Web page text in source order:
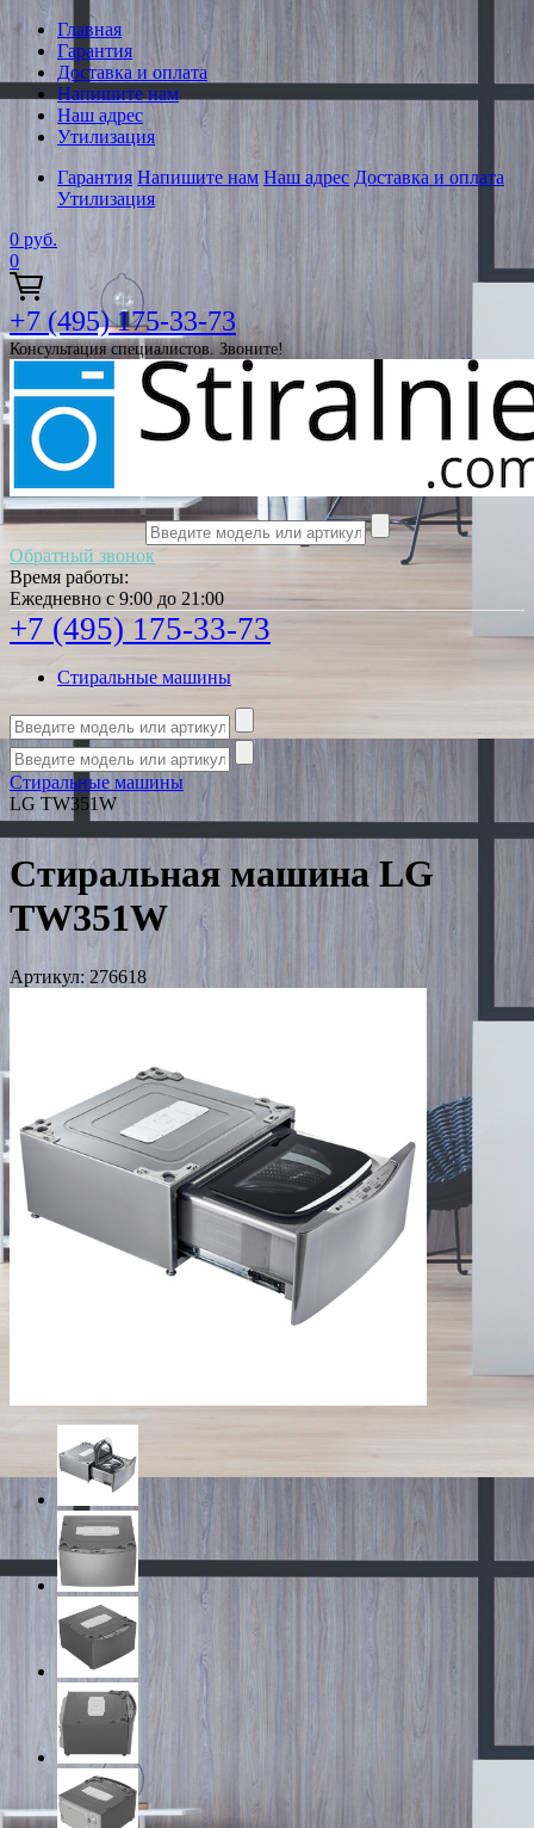
Главная
Гарантия
Доставка и оплата
Напишите нам
Наш адрес
Утилизация
Гарантия Напишите нам Наш адрес Доставка и оплата
Утилизация
0 руб.
0
+7 (495) 175-33-73
Консультация специалистов. Звоните!
Обратный звонок
Время работы:
Ежедневно с 9:00 до 21:00
+7 (495) 175-33-73
Стиральные машины
Стиральные машины
LG TW351W
Стиральная машина LG
TW351W
Артикул: 276618